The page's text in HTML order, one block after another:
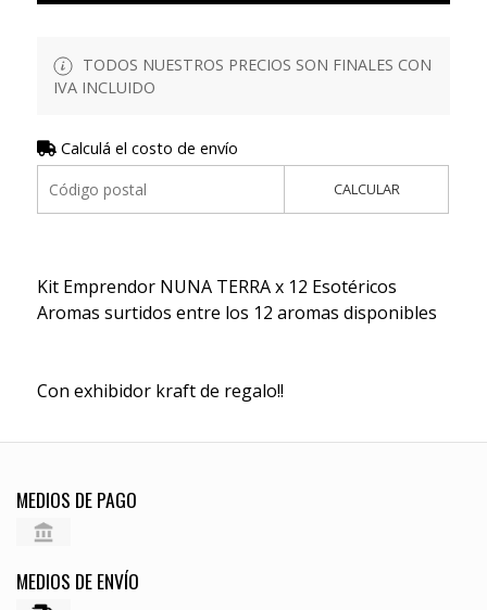
TODOS NUESTROS PRECIOS SON FINALES CON
IVA INCLUIDO
Calculá el costo de envío
CALCULAR
Kit Emprendor NUNA TERRA x 12 Esotéricos
Aromas surtidos entre los 12 aromas disponibles
Con exhibidor kraft de regalo!!
MEDIOS DE PAGO
MEDIOS DE ENVÍO